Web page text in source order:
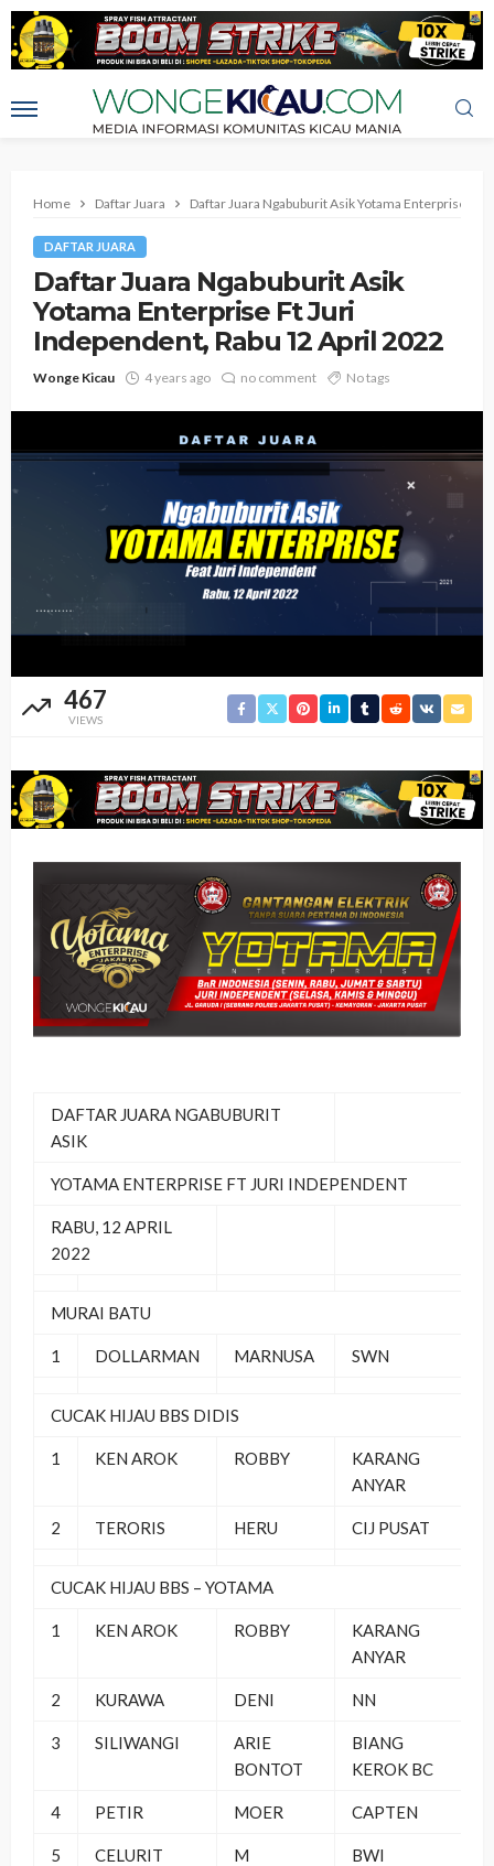
Home Daftar Juara Daftar Juara Ngabuburit Asik Yotama Enterprise Ft
DAFTAR JUARA
Daftar Juara Ngabuburit Asik
Yotama Enterprise Ft Juri
Independent, Rabu 12 April 2022
Wonge Kicau 4 years ago no comment No tags
467
VIEWS
DAFTAR JUARA NGABUBURIT
ASIK
YOTAMA ENTERPRISE FT JURI INDEPENDENT
RABU, 12 APRIL
2022
MURAI BATU
1 DOLLARMAN MARNUSA SWN
CUCAK HIJAU BBS DIDIS
1 KEN AROK ROBBY
KARANG
ANYAR
2 TERORIS HERU CIJ PUSAT
CUCAK HIJAU BBS – YOTAMA
1 KEN AROK ROBBY
KARANG
ANYAR
2 KURAWA DENI NN
3 SILIWANGI
ARIE
BONTOT
BIANG
KEROK BC
4 PETIR MOER CAPTEN
5 CELURIT
M
BWI